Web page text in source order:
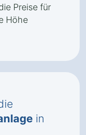
Preise für
Höhe
in